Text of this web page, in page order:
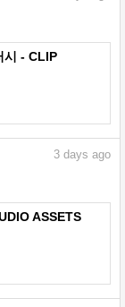
시 - CLIP
3 days ago
ASSETS